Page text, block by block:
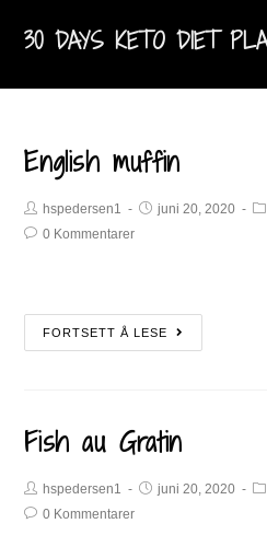
30 DAYS KETO DIET
English muffin
hspedersen1 juni 20, 2020
0 Kommentarer
FORTSETT Å LESE
Fish au Gratin
hspedersen1 juni 20, 2020
0 Kommentarer